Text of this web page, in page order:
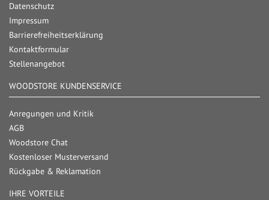
Datenschutz
Impressum
Barrierefreiheitserklärung
Kontaktformular
Stellenangebot
WOODSTORE KUNDENSERVICE
Anregungen und Kritik
AGB
Woodstore Chat
Kostenloser Musterversand
Rückgabe & Reklamation
IHRE VORTEILE